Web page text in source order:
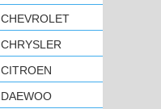
CHEVROLET
CHRYSLER
CITROEN
DAEWOO